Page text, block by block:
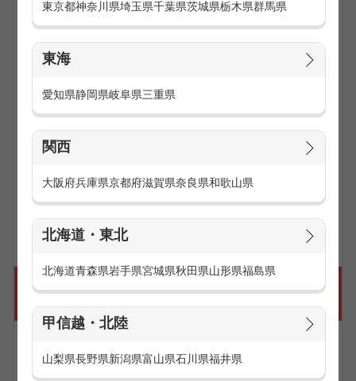
東京都神奈川県埼玉県千葉県茨城県栃木県群馬県
東海
愛知県静岡県岐阜県三重県
関西
大阪府兵庫県京都府滋賀県奈良県和歌山県
北海道・東北
北海道青森県岩手県宮城県秋田県山形県福島県
甲信越・北陸
山梨県長野県新潟県富山県石川県福井県
ターネットの加入受付≫
■土日だけ働きたい人にオススメの≪携帯キャンペーン≫や
≪クレジットカードの申込受付≫
■夏休みだけ連休の間だけ働ける、期間限定の≪クレジット
パレルのお仕事≫
他にも色々あるから、あなたにピッタリのお仕事がきっと見
お仕事の求人一覧を見る
頑張るあなたを応援！研修やサポート体制
が充実